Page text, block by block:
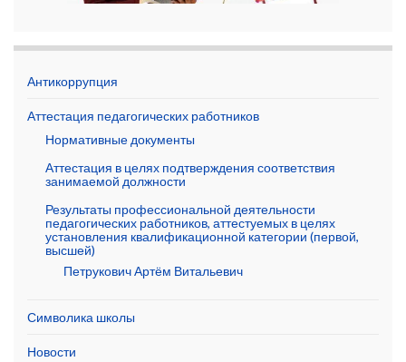
Антикоррупция
Аттестация педагогических работников
Нормативные документы
Аттестация в целях подтверждения соответствия
занимаемой должности
Результаты профессиональной деятельности
педагогических работников, аттестуемых в целях
установления квалификационной категории (первой,
высшей)
Петрукович Артём Витальевич
Символика школы
Новости